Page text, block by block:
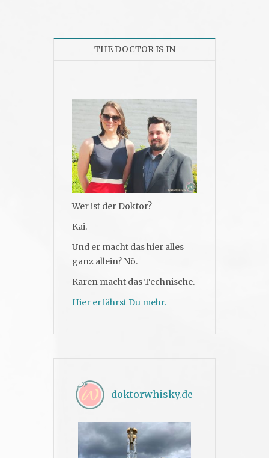
THE DOCTOR IS IN
Wer ist der Doktor?
Kai.
Und er macht das hier alles
ganz allein? Nö.
Karen macht das Technische.
Hier erfährst Du mehr.
doktorwhisky.de